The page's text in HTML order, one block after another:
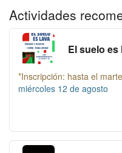
Actividades
El suelo es
*Inscripción: hasta el
miércoles 12 de agosto